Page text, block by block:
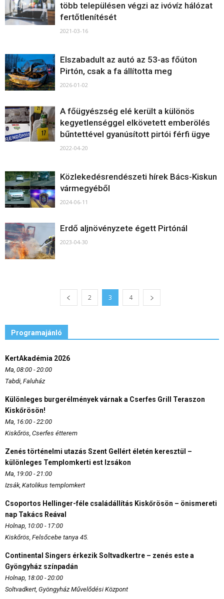
több településen végzi az ivóvíz hálózat
fertőtlenítését
2021-03-16
Elszabadult az autó az 53-as főúton
Pirtón, csak a fa állította meg
2026-01-02
A főügyészség elé került a különös
kegyetlenséggel elkövetett emberölés
bűntettével gyanúsított pirtói férfi ügye
2022-04-20
Közlekedésrendészeti hírek Bács-Kiskun
vármegyéből
2024-06-11
Erdő aljnövényzete égett Pirtónál
2023-04-30
2 3 4
Programajánló
KertAkadémia 2026
Ma, 08:00 - 20:00
Tabdi, Faluház
Különleges burgerélmények várnak a Cserfes Grill Teraszon
Kiskőrösön!
Ma, 16:00 - 22:00
Kiskőrös, Cserfes étterem
Zenés történelmi utazás Szent Gellért életén keresztül –
különleges Templomkerti est Izsákon
Ma, 19:00 - 21:00
Izsák, Katolikus templomkert
Csoportos Hellinger-féle családállítás Kiskőrösön – önismereti
nap Takács Reával
Holnap, 10:00 - 17:00
Kiskőrös, Felsőcebe tanya 45.
Continental Singers érkezik Soltvadkertre – zenés este a
Gyöngyház színpadán
Holnap, 18:00 - 20:00
Soltvadkert, Gyöngyház Művelődési Központ